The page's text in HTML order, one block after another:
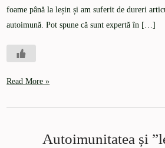
foame până la leșin și am suferit de dureri
autoimună. Pot spune că sunt expertă în […]
Read More »
Autoimunitatea și